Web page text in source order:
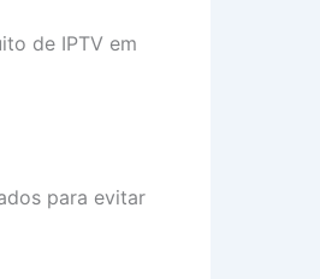
de IPTV em
para evitar